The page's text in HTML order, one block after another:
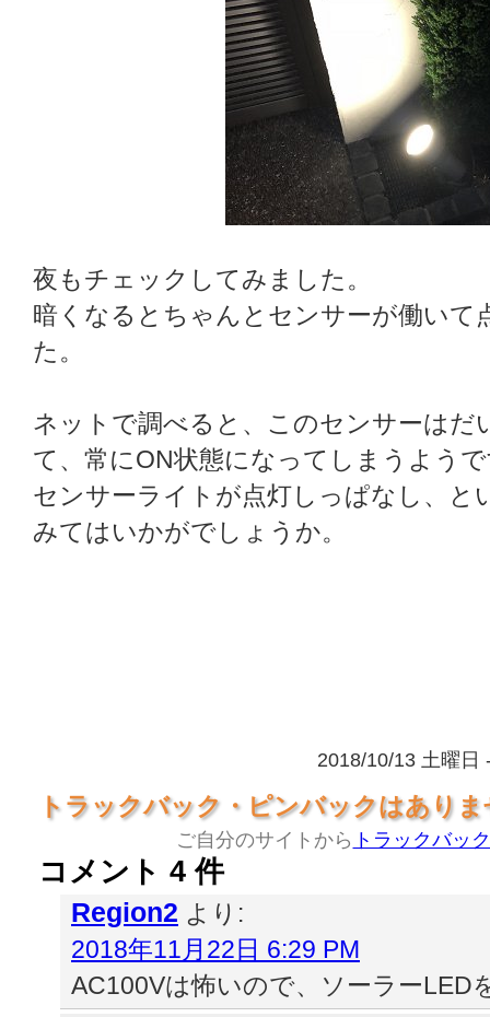
夜もチェックしてみました。
暗くなるとちゃんとセンサーが働いて
た。
ネットで調べると、このセンサーはだ
て、常にON状態になってしまうよう
センサーライトが点灯しっぱなし、と
みてはいかがでしょうか。
2018/10/13 土曜日
トラックバック・ピンバックはあり
ご自分のサイトから トラックバック
コメント 4 件
Region2 より:
2018年11月22日 6:29 PM
AC100Vは怖いので、ソーラーLED